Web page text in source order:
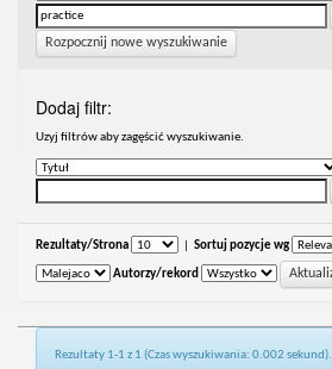
Rozpocznij nowe wyszukiwanie
Dodaj filtr:
Uzyj filtrów aby zagęścić wyszukiwanie.
Rezultaty/Strona Sortuj pozycje wg
Autorzy/rekord
Rezultaty 1-1 z 1 (Czas wyszukiwania: 0.002 sekund).